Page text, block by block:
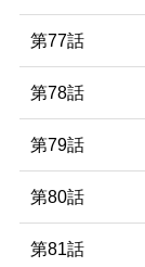
第77話
第78話
第79話
第80話
第81話